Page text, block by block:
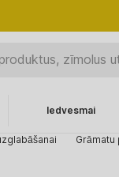
Iedvesmai
Grāmatu